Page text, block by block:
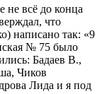
не всё до конца
что
написано так: «9
№ 75 было
Бадаев В.,
Чиков
Лида и я под